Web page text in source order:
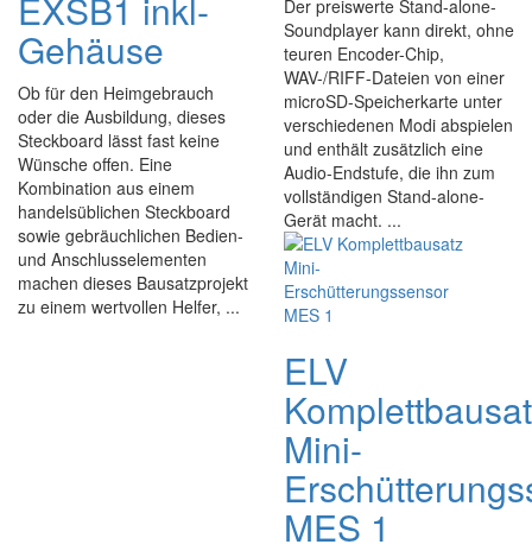
Gehäuse
Ob für den Heimgebrauch
oder die Ausbildung, dieses
Steckboard lässt fast keine
Wünsche offen. Eine
Kombination aus einem
handelsüblichen Steckboard
sowie gebräuchlichen Bedien-
und Anschlusselementen
machen dieses Bausatzprojekt
zu einem wertvollen Helfer, ...
Der preiswerte Stand-alone-
Soundplayer kann direkt, ohne
teuren Encoder-Chip,
WAV-/RIFF-Dateien von einer
microSD-Speicherkarte unter
verschiedenen Modi abspielen
und enthält zusätzlich eine
Audio-Endstufe, die ihn zum
vollständigen Stand-alone-
Gerät macht. ...
ELV
Mini-
MES 1